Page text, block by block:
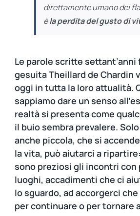
direttamente umano dei
èla perdita del gusto di
Le parole scritte settant’anni
gesuita Theillard de Chardin
oggi in tutta la loro attualità.
sappiamo dare un senso
realtà si presenta come
il buio sembra prevalere.
anche piccola, che si
la vita, può aiutarci a
sono preziosi gli incontri con
luoghi, accadimenti che ci
lo sguardo, ad accorgerci
per continuare o per tornare